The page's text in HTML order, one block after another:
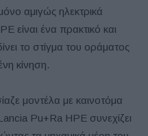
αμιγώς ηλεκτρικά
είναι ένα πρακτικό και
το στίγμα του οράματος
κίνηση.
μοντέλα με καινοτόμα
Pu+Ra HPE συνεχίζει